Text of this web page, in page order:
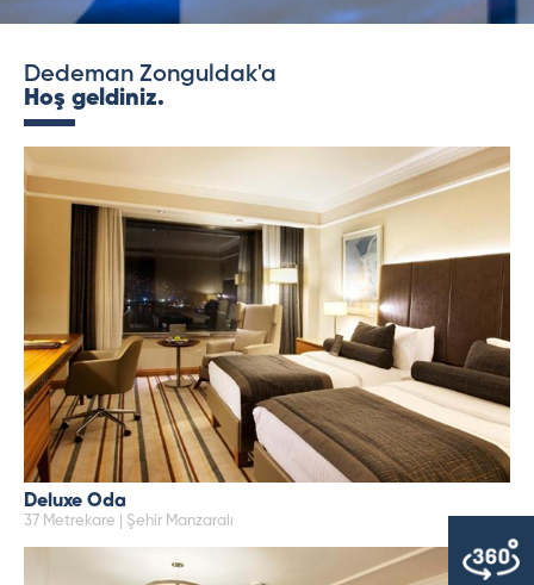
Dedeman Zonguldak'a
Hoş geldiniz.
Deluxe Oda
37 Metrekare | Şehir Manzaralı